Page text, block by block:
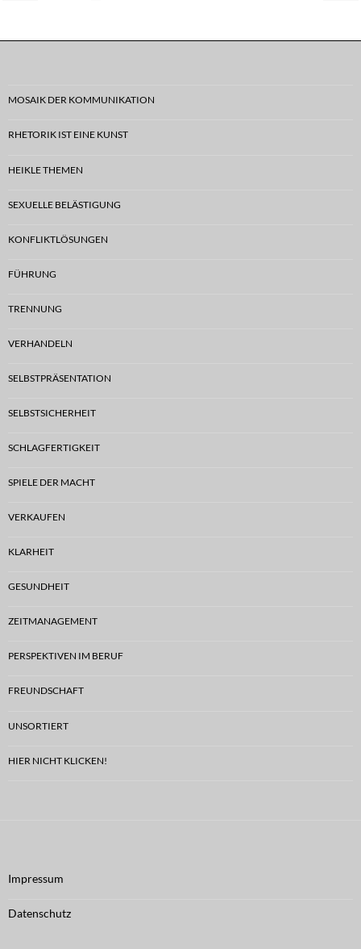
MOSAIK DER KOMMUNIKATION
RHETORIK IST EINE KUNST
HEIKLE THEMEN
SEXUELLE BELÄSTIGUNG
KONFLIKTLÖSUNGEN
FÜHRUNG
TRENNUNG
VERHANDELN
SELBSTPRÄSENTATION
SELBSTSICHERHEIT
SCHLAGFERTIGKEIT
SPIELE DER MACHT
VERKAUFEN
KLARHEIT
GESUNDHEIT
ZEITMANAGEMENT
PERSPEKTIVEN IM BERUF
FREUNDSCHAFT
UNSORTIERT
HIER NICHT KLICKEN!
Impressum
Datenschutz